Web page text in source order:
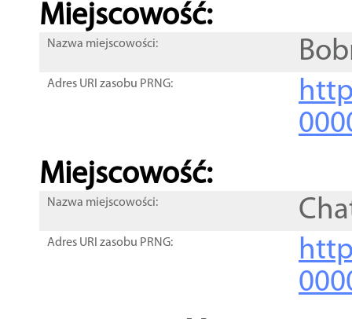
Miejscowość:
Nazwa miejscowości:
Adres URI zasobu PRNG:
Miejscowość:
Nazwa miejscowości:
Adres URI zasobu PRNG: